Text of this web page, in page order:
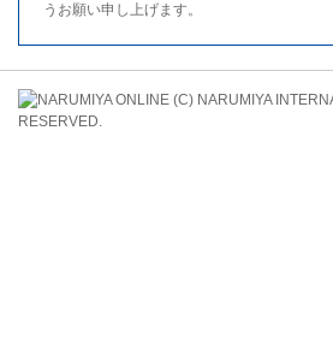
うお願い申し上げます。